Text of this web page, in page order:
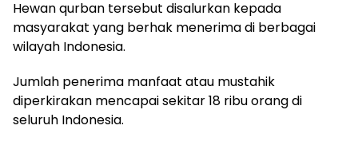
Hewan qurban tersebut disalurkan kepada
masyarakat yang berhak menerima di berbagai
wilayah Indonesia.
Jumlah penerima manfaat atau mustahik
diperkirakan mencapai sekitar 18 ribu orang di
seluruh Indonesia.